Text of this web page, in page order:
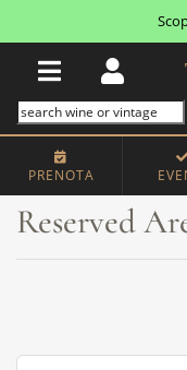
PRENOTA
Home Reserved Area
Reserved